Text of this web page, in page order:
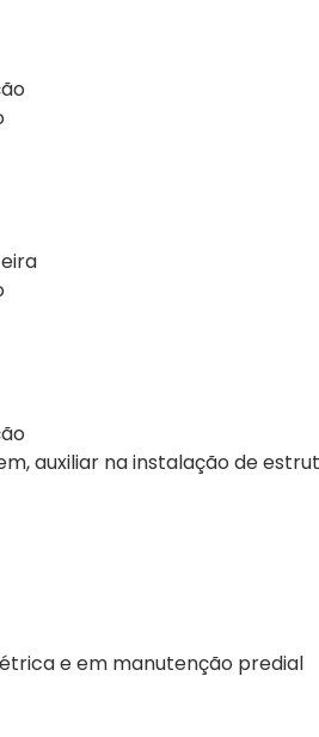
auxiliar na instalação de
e em manutenção predial